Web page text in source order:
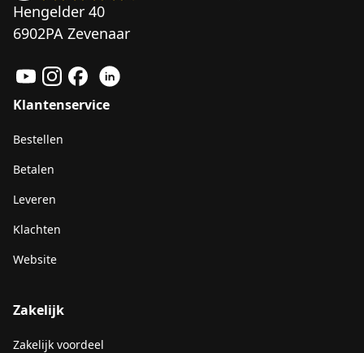
Hengelder 40
6902PA Zevenaar
Klantenservice
Bestellen
Betalen
Leveren
Klachten
Website
Zakelijk
Zakelijk voordeel